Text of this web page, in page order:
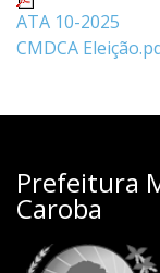
ATA 10-2025
CMDCA
Prefeitura
Caroba